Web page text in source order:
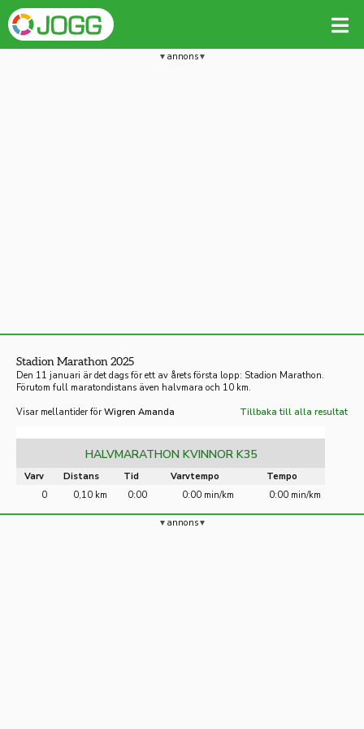
annons
Stadion Marathon 2025
Den 11 januari är det dags för ett av årets första lopp: Stadion Marathon.
Förutom full maratondistans även halvmara och 10 km.
Visar mellantider för Wigren Amanda Tillbaka till alla resultat
HALVMARATHON KVINNOR K35
Varv Distans Tid Varvtempo
Tempo
0
0,10 km 0:00 0:00 min/km 0:00 min/km
annons